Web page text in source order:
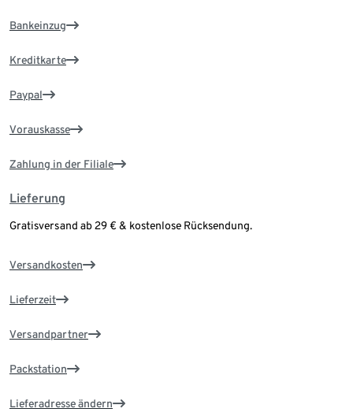
Bankeinzug
Kreditkarte
Paypal
Vorauskasse
Zahlung in der Filiale
Lieferung
Gratisversand ab 29 € & kostenlose Rücksendung.
Versandkosten
Lieferzeit
Versandpartner
Packstation
Lieferadresse ändern